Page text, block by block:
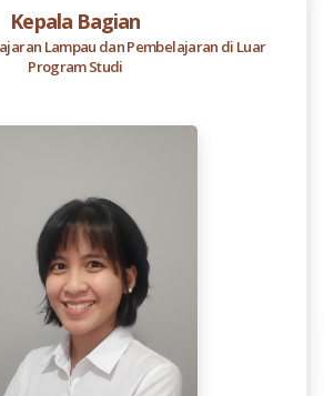
Kepala Bagian
Lampau dan Pembelajaran di Luar
Program Studi